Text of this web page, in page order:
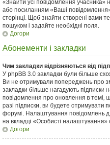
«Знайти усі повідомлення учасника»
або посиланням «Ваші
сторінці. Щоб знайти створені вами
пошуком і задайте необхідні поля.
Догори
Абонементи і закладки
Чим закладки відрізняються від
У phpBB 3.0 закладки були більше
Ви не отримували попереджень про
закладки більше нагадують
повідомлення про оновлення в темі,
разі підписки, ви будете отримувати
форумі. Налаштування повідомлень
на вкладці «Особисті налаштування»
Догори